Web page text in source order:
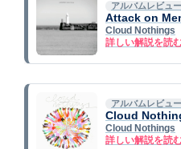
アルバムレビュー
Attack on
Cloud Nothings
詳しい解説を読
アルバムレビュー
Cloud
Cloud Nothings
詳しい解説を読